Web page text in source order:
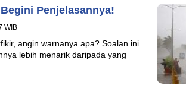
Penjelasannya!
WIB
angin warnanya apa? Soalan ini
lebih menarik daripada yang